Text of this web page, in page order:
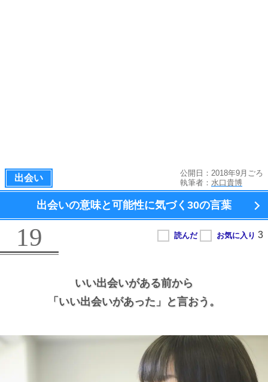
出会い
公開日：2018年9月ごろ
執筆者： 水口貴博
出会いの意味と可能性に気づく 30の言葉
19
いい出会いがある前から
「いい出会いがあった」と言おう。